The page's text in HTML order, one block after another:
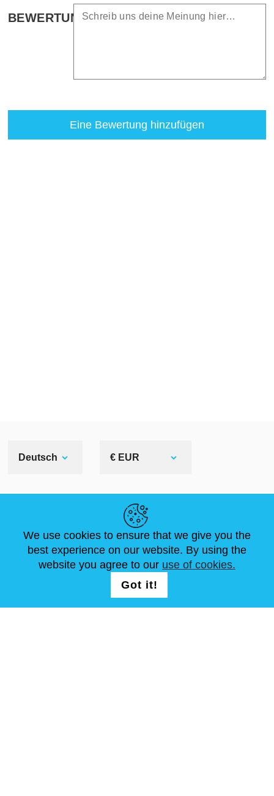
BEWERTUNG
Eine Bewertung hinzufügen
Deutsch € EUR
NEUIGKEITEN
ARTIKEL
ABOUT US
FAQ
STANDARDGRÖSSEN
SCHREIB UNS
We use cookies to ensure that we give you the
best experience on our website. By using the
website you agree to our use of cookies.
Got it!